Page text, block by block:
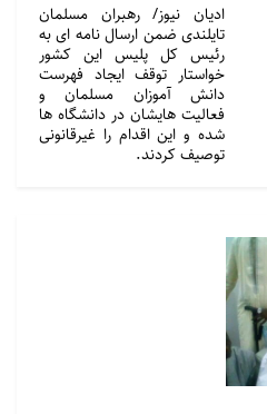
ادیان نیوز/ رهبران مسلمان
تایلندی ضمن ارسال نامه ای به
رئیس کل پلیس این کشور
خواستار توقف ایجاد فهرست
دانش آموزان مسلمان و
فعالیت هایشان در دانشگاه ها
شده و این اقدام را غیرقانونی
توصیف کردند.